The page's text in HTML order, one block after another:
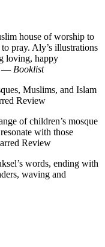
house of worship to
pray. Aly’s illustrations
loving, happy
— Booklist
Muslims, and Islam
Review
of children’s mosque
with those
Review
words, ending with
waving and